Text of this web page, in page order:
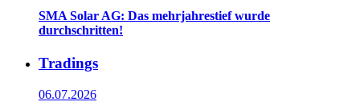
SMA Solar AG: Das mehrjahrestief wurde
durchschritten!
Tradings
06.07.2026